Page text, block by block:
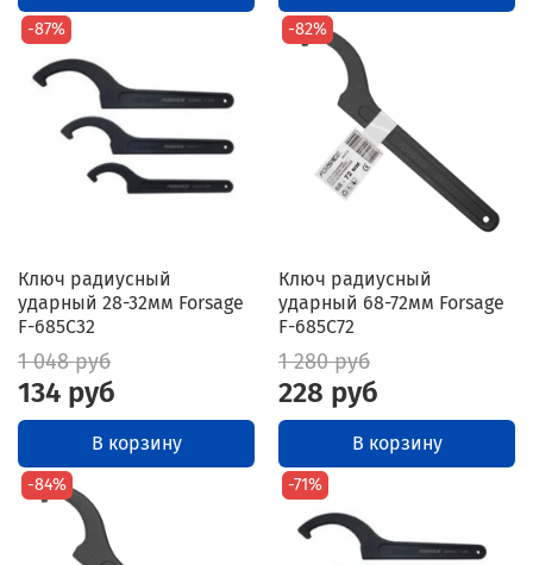
-87%
Ключ радиусный
ударный 28-32мм Forsage
F-685C32
1 048 руб
134 руб
В корзину
-82%
Ключ радиусный
ударный 68-72мм Forsage
F-685C72
1 280 руб
228 руб
В корзину
-84% -71%